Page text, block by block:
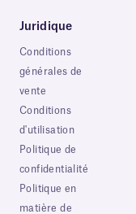
Juridique
Conditions
générales de
vente
Conditions
d'utilisation
Politique de
confidentialité
Politique en
matière de